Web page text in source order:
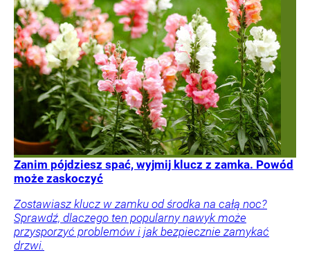
Zanim pójdziesz spać, wyjmij klucz z zamka. Powód
może zaskoczyć
Zostawiasz klucz w zamku od środka na całą noc?
Sprawdź, dlaczego ten popularny nawyk może
przysporzyć problemów i jak bezpiecznie zamykać
drzwi.